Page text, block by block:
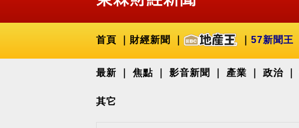
首頁 財經新聞 57新聞王
最新 焦點 影音新聞 產業 政治
其它